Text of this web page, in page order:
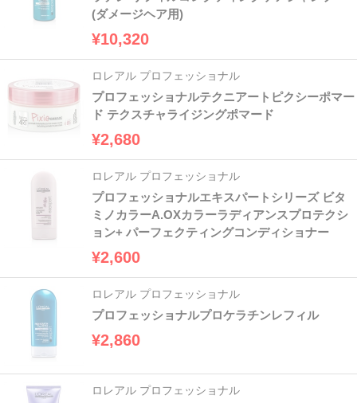
(ダメージヘア用)
¥10,320
ロレアル プロフェッショナル
プロフェッショナルテクニアートピクシーポマー
ド テクスチャライジングポマード
¥2,680
ロレアル プロフェッショナル
プロフェッショナルエキスパートシリーズ ビタ
ミノカラーA.OXカラーラディアンスプロテクシ
ョン+ パーフェクティングコンディショナー
¥2,600
ロレアル プロフェッショナル
プロフェッショナルプロケラチンレフィル
¥2,860
ロレアル プロフェッショナル